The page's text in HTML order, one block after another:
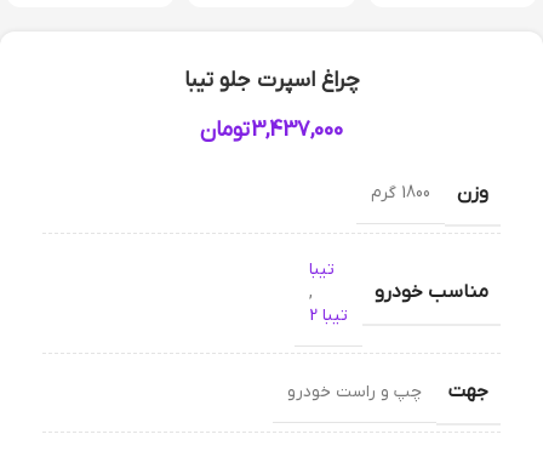
چراغ اسپرت جلو تیبا
3,437,000تومان
وزن 1800 گرم
مناسب خودرو
تیبا
,
تیبا 2
جهت چپ و راست خودرو